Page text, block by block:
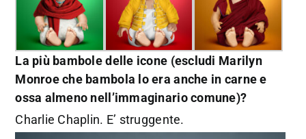
La più bambole delle icone (escludi Marilyn
Monroe che bambola lo era anche in carne e
ossa almeno nell’immaginario comune)?
Charlie Chaplin. E’ struggente.